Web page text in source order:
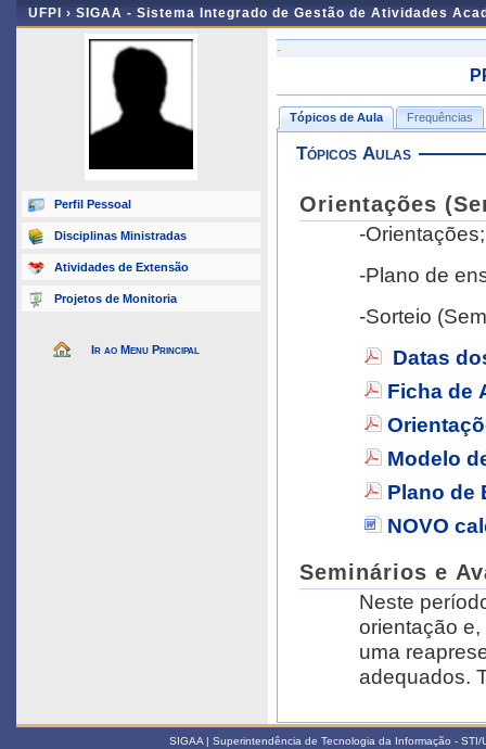
UFPI › SIGAA - Sistema Integrado de Gestão de Atividades
Perfil Pessoal
Disciplinas Ministradas
Atividades de Extensão
Projetos de Monitoria
Ir ao Menu Principal
-
Tópicos de Aula Frequências
Tópicos Aulas
Orientações
-Orientações;
-Plano de
-Sorteio
Datas
Ficha de
Modelo
Plano de
NOVO
Seminários e
Neste
orientação
uma
adequados.
SIGAA | Superintendência de Tecnologia da Informação -